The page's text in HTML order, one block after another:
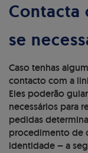
Contacta
se
Caso tenhas
contacto com a
Eles poderão
necessários para
pedidas
procedimento de
identidade – a